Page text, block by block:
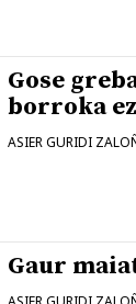
Gose
borroka
ASIER GURIDI
Gaur